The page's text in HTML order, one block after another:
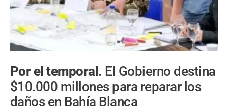
Por el temporal. El Gobierno destina
$10.000 millones para reparar los
daños en Bahía Blanca